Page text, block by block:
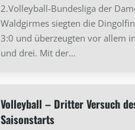
2.Volleyball-Bundesliga der
Waldgirmes siegten die
3:0 und überzeugten vor allem
und drei. Mit der…
Volleyball – Dritter Versuch
Saisonstarts